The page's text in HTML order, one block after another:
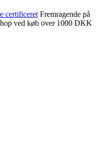
certificeret Fremragende på
ved køb over 1000 DKK